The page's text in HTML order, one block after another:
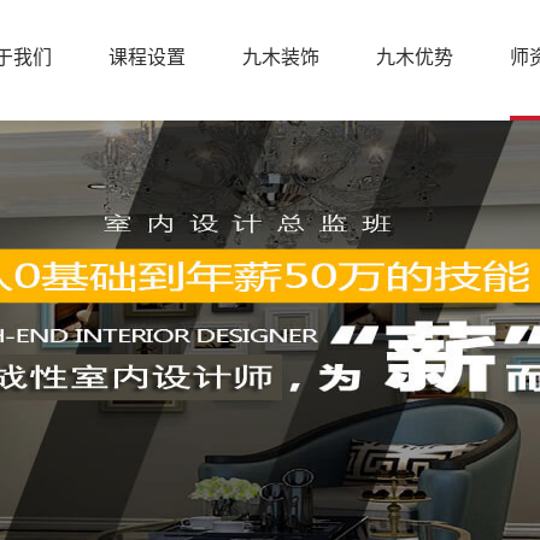
我们 课程设置 九木装饰 九木优势 师